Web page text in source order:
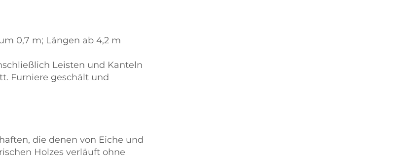
0,7 m; Längen ab 4,2 m
Leisten und Kanteln
Furniere geschält und
die denen von Eiche und
Holzes verläuft ohne